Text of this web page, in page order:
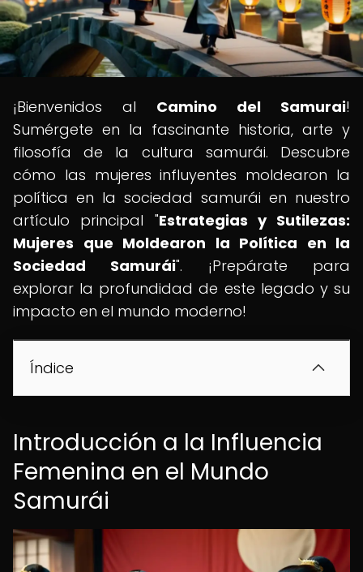
¡Bienvenidos al Camino del Samurai!
Sumérgete en la fascinante historia, arte y
filosofía de la cultura samurái. Descubre
cómo las mujeres influyentes moldearon la
política en la sociedad samurái en nuestro
artículo principal "Estrategias y Sutilezas:
Mujeres que Moldearon la Política en la
Sociedad Samurái". ¡Prepárate para
explorar la profundidad de este legado y su
impacto en el mundo moderno!
Índice
Introducción a la Influencia
Femenina en el Mundo
Samurái